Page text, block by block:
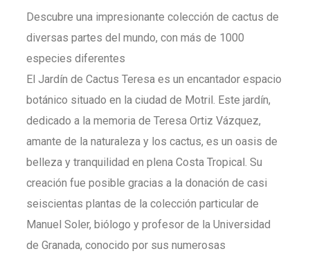
Descubre una impresionante colección de cactus de
diversas partes del mundo, con más de 1000
especies diferentes
El Jardín de Cactus Teresa es un encantador espacio
botánico situado en la ciudad de Motril. Este jardín,
dedicado a la memoria de Teresa Ortiz Vázquez,
amante de la naturaleza y los cactus, es un oasis de
belleza y tranquilidad en plena Costa Tropical. Su
creación fue posible gracias a la donación de casi
seiscientas plantas de la colección particular de
Manuel Soler, biólogo y profesor de la Universidad
de Granada, conocido por sus numerosas